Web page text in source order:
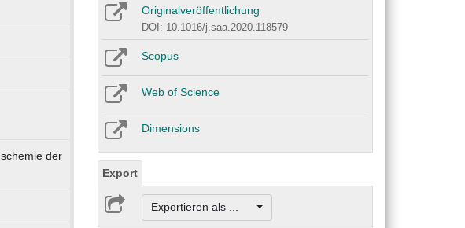
der
Originalveröffentlichung
DOI: 10.1016/j.saa.2020.118579
Scopus
Web of Science
Dimensions
Export
Exportieren als ...